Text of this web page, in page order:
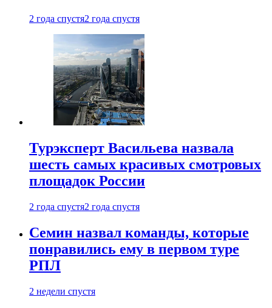
2 года спустя2 года спустя
Турэксперт Васильева назвала
шесть самых красивых смотровых
площадок России
2 года спустя2 года спустя
Семин назвал команды, которые
понравились ему в первом туре
РПЛ
2 недели спустя